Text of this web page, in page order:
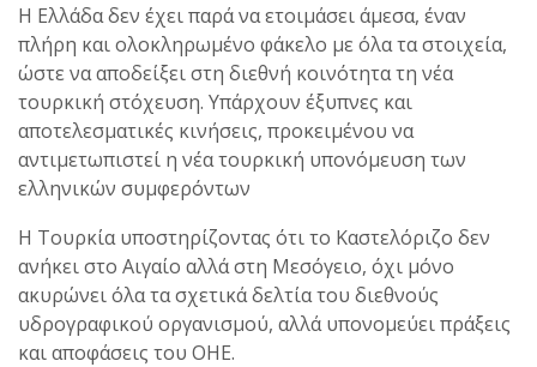
Η Ελλάδα δεν έχει παρά να ετοιμάσει άμεσα, έναν
πλήρη και ολοκληρωμένο φάκελο με όλα τα στοιχεία,
ώστε να αποδείξει στη διεθνή κοινότητα τη νέα
τουρκική στόχευση. Υπάρχουν έξυπνες και
αποτελεσματικές κινήσεις, προκειμένου να
αντιμετωπιστεί η νέα τουρκική υπονόμευση των
ελληνικών συμφερόντων
Η Τουρκία υποστηρίζοντας ότι το Καστελόριζο δεν
ανήκει στο Αιγαίο αλλά στη Μεσόγειο, όχι μόνο
ακυρώνει όλα τα σχετικά δελτία του διεθνούς
υδρογραφικού οργανισμού, αλλά υπονομεύει πράξεις
και αποφάσεις του ΟΗΕ.